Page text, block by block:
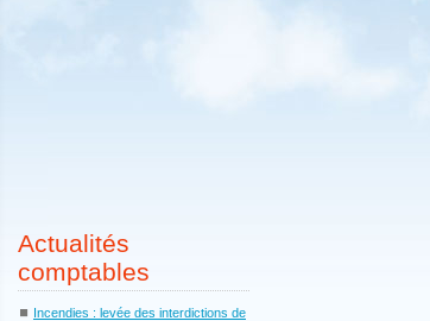
Actualités
comptables
⏹ Incendies : levée des interdictions de